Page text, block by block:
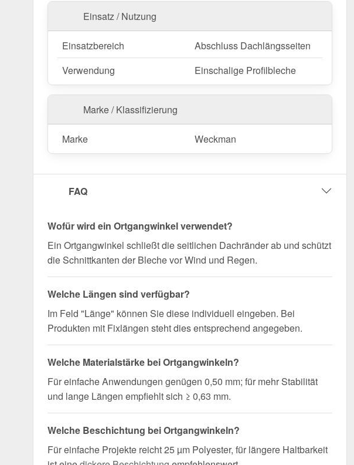
Falls vor Ort Anpassungen nötig sind, kann das Kantteil mühelos
durch Sägen gekürzt werden.
Jetzt Ortgangwinkel | 11,5 x 11,5 cm bestellen – Passgenau für
Ihr Projekt & schnell geliefert!
Langlebig, wetterfest, individuell auf Maß – bestellen Sie jetzt und
Wegen Sonderanfertigung vom Widerruf ausgeschlossen
Einsatz / Nutzung
Einsatzbereich
Abschluss Dachlängsseiten
Verwendung
Einschalige Profilbleche
Marke / Klassifizierung
Marke Weckman
FAQ
Wofür wird ein Ortgangwinkel verwendet?
Ein Ortgangwinkel schließt die seitlichen Dachränder ab und schützt
die Schnittkanten der Bleche vor Wind und Regen.
Welche Längen sind verfügbar?
Im Feld "Länge" können Sie diese individuell eingeben. Bei
Produkten mit Fixlängen steht dies entsprechend angegeben.
Welche Materialstärke bei Ortgangwinkeln?
Für einfache Anwendungen genügen 0,50 mm; für mehr Stabilität
und lange Längen empfiehlt sich ≥ 0,63 mm.
Welche Beschichtung bei Ortgangwinkeln?
Für einfache Projekte reicht 25 µm Polyester, für längere Haltbarkeit